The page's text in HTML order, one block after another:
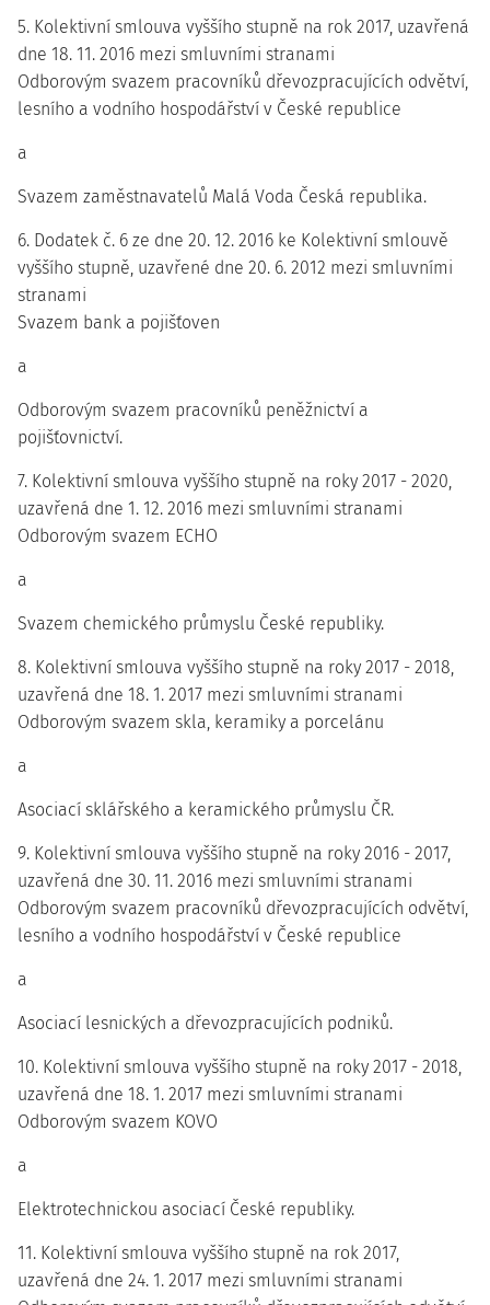
5. Kolektivní smlouva vyššího stupně na rok 2017, uzavřená
dne 18. 11. 2016 mezi smluvními stranami
Odborovým svazem pracovníků dřevozpracujících odvětví,
lesního a vodního hospodářství v České republice
a
Svazem zaměstnavatelů Malá Voda Česká republika.
6. Dodatek č. 6 ze dne 20. 12. 2016 ke Kolektivní smlouvě
vyššího stupně, uzavřené dne 20. 6. 2012 mezi smluvními
stranami
Svazem bank a pojišťoven
a
Odborovým svazem pracovníků peněžnictví a
pojišťovnictví.
7. Kolektivní smlouva vyššího stupně na roky 2017 - 2020,
uzavřená dne 1. 12. 2016 mezi smluvními stranami
Odborovým svazem ECHO
a
Svazem chemického průmyslu České republiky.
8. Kolektivní smlouva vyššího stupně na roky 2017 - 2018,
uzavřená dne 18. 1. 2017 mezi smluvními stranami
Odborovým svazem skla, keramiky a porcelánu
a
Asociací sklářského a keramického průmyslu ČR.
9. Kolektivní smlouva vyššího stupně na roky 2016 - 2017,
uzavřená dne 30. 11. 2016 mezi smluvními stranami
Odborovým svazem pracovníků dřevozpracujících odvětví,
lesního a vodního hospodářství v České republice
a
Asociací lesnických a dřevozpracujících podniků.
10. Kolektivní smlouva vyššího stupně na roky 2017 - 2018,
uzavřená dne 18. 1. 2017 mezi smluvními stranami
Odborovým svazem KOVO
a
Elektrotechnickou asociací České republiky.
11. Kolektivní smlouva vyššího stupně na rok 2017,
uzavřená dne 24. 1. 2017 mezi smluvními stranami